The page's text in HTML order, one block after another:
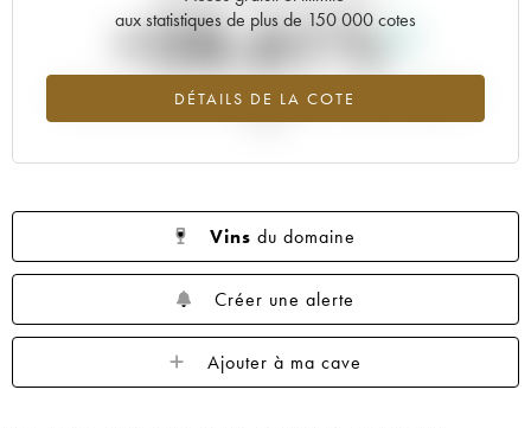
aux statistiques de plus de 150 000 cotes
DÉTAILS DE LA COTE
+28.61%
Tendance à la hausse du millésime 2009 en 2026 par rapport à
Vins du domaine
Créer une alerte
Ajouter à ma cave